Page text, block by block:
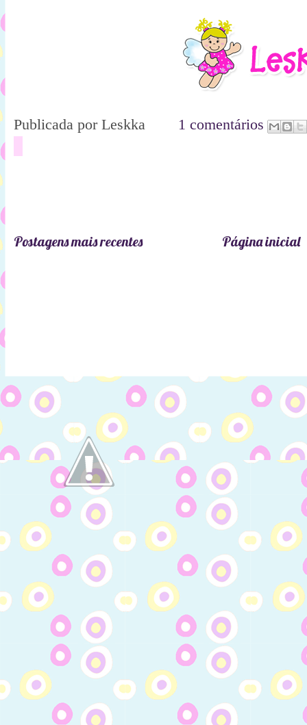
Publicada por Leskka 1 comentários
Postagens mais recentes Página inicial